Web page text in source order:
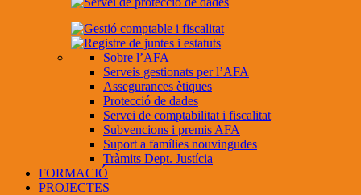
Sobre l’AFA
Serveis gestionats per l’AFA
Assegurances ètiques
Protecció de dades
Servei de comptabilitat i fiscalitat
Subvencions i premis AFA
Suport a famílies nouvingudes
Tràmits Dept. Justícia
FORMACIÓ
PROJECTES